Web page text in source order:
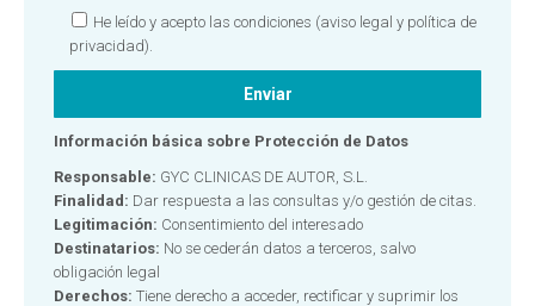
He leído y acepto las condiciones (aviso legal y política de
privacidad).
Información básica sobre Protección de Datos
Responsable: GYC CLINICAS DE AUTOR, S.L.
Finalidad: Dar respuesta a las consultas y/o gestión de citas.
Legitimación: Consentimiento del interesado
Destinatarios: No se cederán datos a terceros, salvo
obligación legal
Derechos: Tiene derecho a acceder, rectificar y suprimir los